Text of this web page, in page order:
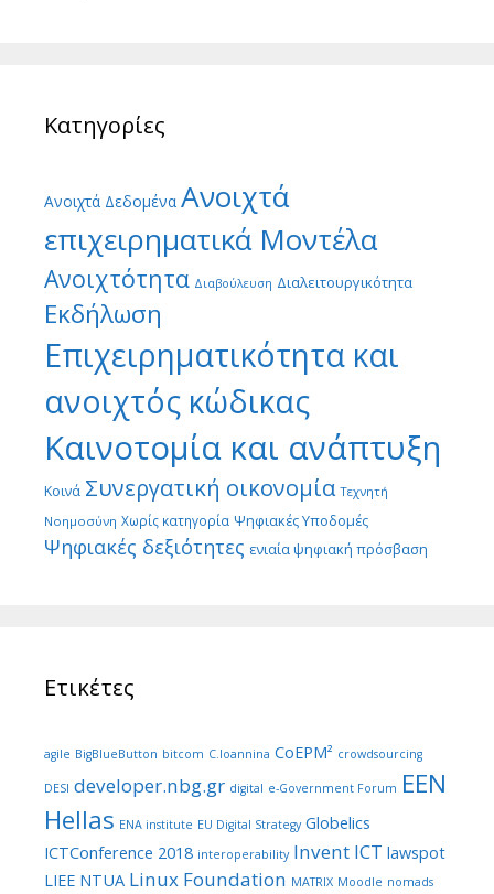
Κατηγορίες
Ανοιχτά Δεδομένα Ανοιχτά
επιχειρηματικά Μοντέλα
Ανοιχτότητα Διαβούλευση Διαλειτουργικότητα
Εκδήλωση
Επιχειρηματικότητα και
ανοιχτός κώδικας
Καινοτομία και ανάπτυξη
Κοινά Συνεργατική οικονομία Τεχνητή
Νοημοσύνη Χωρίς κατηγορία Ψηφιακές Υποδομές
Ψηφιακές δεξιότητες ενιαία ψηφιακή πρόσβαση
Ετικέτες
agile BigBlueButton bitcom C.Ioannina CoEPM² crowdsourcing
DESI developer.nbg.gr digital e-Government Forum EEN
Hellas ENA institute EU Digital Strategy Globelics
ICTConference 2018 interoperability Invent ICT lawspot
LIEE NTUA Linux Foundation MATRIX Moodle nomads